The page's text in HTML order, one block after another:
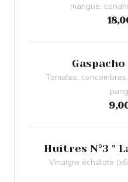
mangue,
Tomates,
Huîtres N°3 "
Vinaigre échalote